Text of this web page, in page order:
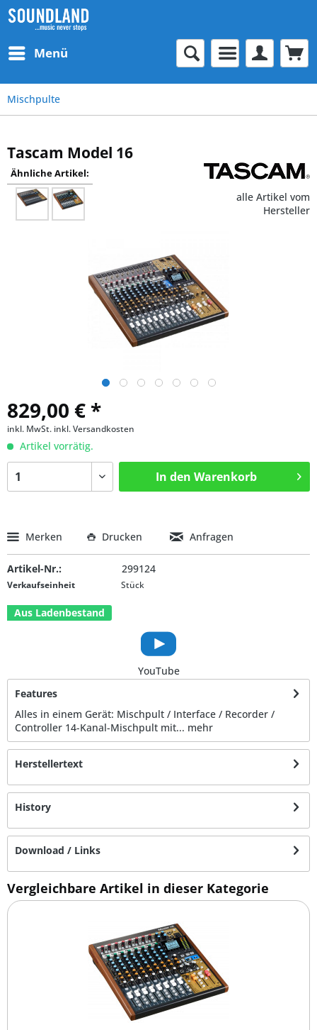
Menü
Mischpulte
Tascam Model 16
Ähnliche Artikel:
alle Artikel vom
Hersteller
829,00 € *
inkl. MwSt. inkl. Versandkosten
Artikel vorrätig.
In den Warenkorb
Merken Drucken Anfragen
Artikel-Nr.: 299124
Verkaufseinheit Stück
Aus Ladenbestand
YouTube
Features
Alles in einem Gerät: Mischpult / Interface / Recorder /
Controller 14-Kanal-Mischpult mit... mehr
Herstellertext
History
Download / Links
Vergleichbare Artikel in dieser Kategorie